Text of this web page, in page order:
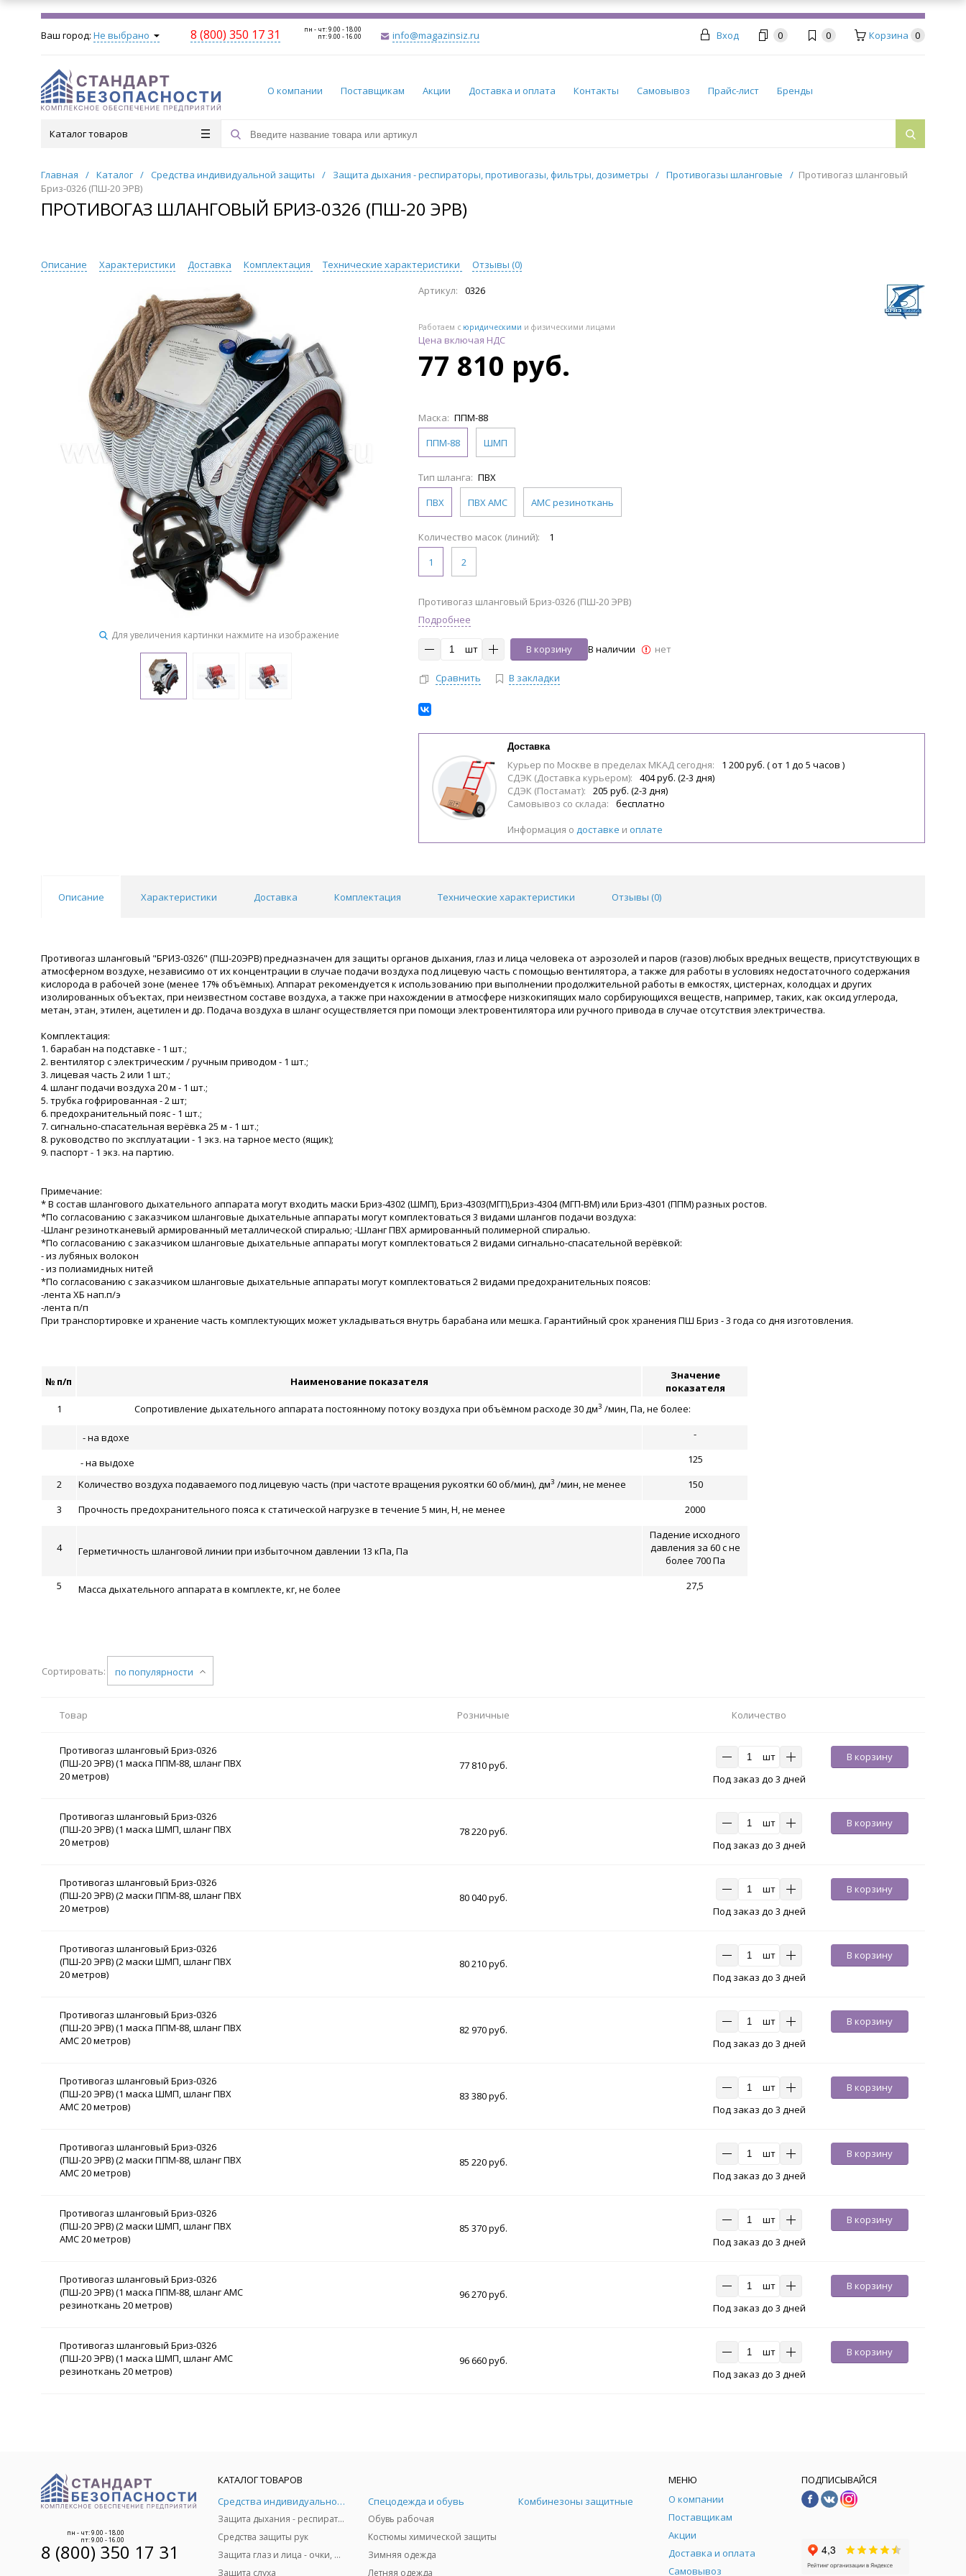
Ваш город: Не выбрано 8 (800) 350 17 31 пн - чт: 9.00 - 18.00
пт: 9.00 - 16.00 info@magazinsiz.ru Вход 0 0 Корзина 0
О компании Поставщикам Акции Доставка и оплата Контакты Самовывоз Прайс-лист Бренды
Каталог товаров
Главная / Каталог / Средства индивидуальной защиты / Защита дыхания - респираторы, противогазы, фильтры, дозиметры / Противогазы шланговые / Противогаз шланговый
Бриз-0326 (ПШ-20 ЭРВ)
ПРОТИВОГАЗ ШЛАНГОВЫЙ БРИЗ-0326 (ПШ-20 ЭРВ)
Описание Характеристики Доставка Комплектация Технические характеристики Отзывы (0)
Для увеличения картинки нажмите на изображение
Артикул: 0326
Работаем с юридическими и физическими лицами
Цена включая НДС
77 810 руб.
Маска: ППМ-88
ППМ-88
ШМП
Тип шланга: ПВХ
ПВХ
ПВХ АМС АМС резиноткань
Количество масок (линий):
1
1
2
Противогаз шланговый Бриз-0326 (ПШ-20 ЭРВ)
Подробнее
шт В корзину В наличии нет
Сравнить В закладки
Доставка
Курьер по Москве в пределах МКАД сегодня:
1 200 руб. ( от 1 до 5 часов )
СДЭК (Доставка курьером):
404 руб. (2-3 дня)
СДЭК (Постамат):
205 руб. (2-3 дня)
Самовывоз со склада:
бесплатно
Информация о доставке и оплате
Описание Характеристики Доставка Комплектация Технические характеристики Отзывы (0)
Противогаз шланговый "БРИЗ-0326" (ПШ-20ЭРВ) предназначен для защиты органов дыхания, глаз и лица человека от аэрозолей и паров (газов) любых вредных веществ, присутствующих в
атмосферном воздухе, независимо от их концентрации в случае подачи воздуха под лицевую часть с помощью вентилятора, а также для работы в условиях недостаточного содержания
кислорода в рабочей зоне (менее 17% объёмных). Аппарат рекомендуется к использованию при выполнении продолжительной работы в емкостях, цистернах, колодцах и других
изолированных объектах, при неизвестном составе воздуха, а также при нахождении в атмосфере низкокипящих мало сорбирующихся веществ, например, таких, как оксид углерода,
метан, этан, этилен, ацетилен и др. Подача воздуха в шланг осуществляется при помощи электровентилятора или ручного привода в случае отсутствия электричества.
Комплектация:
1. барабан на подставке - 1 шт.;
2. вентилятор с электрическим / ручным приводом - 1 шт.;
3. лицевая часть 2 или 1 шт.;
4. шланг подачи воздуха 20 м - 1 шт.;
5. трубка гофрированная - 2 шт;
6. предохранительный пояс - 1 шт.;
7. сигнально-спасательная верёвка 25 м - 1 шт.;
8. руководство по эксплуатации - 1 экз. на тарное место (ящик);
9. паспорт - 1 экз. на партию.
Примечание:
* В состав шлангового дыхательного аппарата могут входить маски Бриз-4302 (ШМП), Бриз-4303(МГП),Бриз-4304 (МГП-ВМ) или Бриз-4301 (ППМ) разных ростов.
*По согласованию с заказчиком шланговые дыхательные аппараты могут комплектоваться 3 видами шлангов подачи воздуха:
-Шланг резинотканевый армированный металлической спиралью; -Шланг ПВХ армированный полимерной спиралью.
*По согласованию с заказчиком шланговые дыхательные аппараты могут комплектоваться 2 видами сигнально-спасательной верёвкой:
- из лубяных волокон
- из полиамидных нитей
*По согласованию с заказчиком шланговые дыхательные аппараты могут комплектоваться 2 видами предохранительных поясов:
-лента ХБ нап.п/э
-лента п/п
При транспортировке и хранение часть комплектующих может укладываться внутрь барабана или мешка. Гарантийный срок хранения ПШ Бриз - 3 года со дня изготовления.
№ п/п Наименование показателя
Значение
показателя
1
Сопротивление дыхательного аппарата постоянному потоку воздуха при объёмном расходе 30 дм3 /мин, Па, не более:
- на вдохе -
- на выдохе
125
2
Количество воздуха подаваемого под лицевую часть (при частоте вращения рукоятки 60 об/мин), дм3 /мин, не менее
150
3
Прочность предохранительного пояса к статической нагрузке в течение 5 мин, Н, не менее 2000
4 Герметичность шланговой линии при избыточном давлении 13 кПа, Па
Падение исходного
давления за 60 с не
более 700 Па
5
Масса дыхательного аппарата в комплекте, кг, не более 27,5
Сортировать: по популярности
Товар Розничные Количество
Противогаз шланговый Бриз-0326
(ПШ-20 ЭРВ) (1 маска ППМ-88, шланг ПВХ
20 метров)
77 810 руб.
шт
В корзину
Под заказ до 3 дней
Противогаз шланговый Бриз-0326
(ПШ-20 ЭРВ) (1 маска ШМП, шланг ПВХ
20 метров)
78 220 руб.
шт
В корзину
Под заказ до 3 дней
Противогаз шланговый Бриз-0326
(ПШ-20 ЭРВ) (2 маски ППМ-88, шланг ПВХ
20 метров)
80 040 руб.
шт
В корзину
Под заказ до 3 дней
Противогаз шланговый Бриз-0326
(ПШ-20 ЭРВ) (2 маски ШМП, шланг ПВХ
20 метров)
80 210 руб.
шт
В корзину
Под заказ до 3 дней
Противогаз шланговый Бриз-0326
(ПШ-20 ЭРВ) (1 маска ППМ-88, шланг ПВХ
АМС 20 метров)
82 970 руб.
шт
В корзину
Под заказ до 3 дней
Противогаз шланговый Бриз-0326
(ПШ-20 ЭРВ) (1 маска ШМП, шланг ПВХ
АМС 20 метров)
83 380 руб.
шт
В корзину
Под заказ до 3 дней
Противогаз шланговый Бриз-0326
(ПШ-20 ЭРВ) (2 маски ППМ-88, шланг ПВХ
АМС 20 метров)
85 220 руб.
шт
В корзину
Под заказ до 3 дней
Противогаз шланговый Бриз-0326
(ПШ-20 ЭРВ) (2 маски ШМП, шланг ПВХ
АМС 20 метров)
85 370 руб.
шт
В корзину
Под заказ до 3 дней
Противогаз шланговый Бриз-0326
(ПШ-20 ЭРВ) (1 маска ППМ-88, шланг АМС
резиноткань 20 метров)
96 270 руб.
шт
В корзину
Под заказ до 3 дней
Противогаз шланговый Бриз-0326
(ПШ-20 ЭРВ) (1 маска ШМП, шланг АМС
резиноткань 20 метров)
96 660 руб.
шт
В корзину
Под заказ до 3 дней
пн - чт: 9.00 - 18.00
пт: 9.00 - 16.00
8 (800) 350 17 31
КАТАЛОГ ТОВАРОВ
Средства индивидуальной защиты
Защита дыхания - респираторы, противогазы, фильтры, дозиметры
Средства защиты рук
Защита глаз и лица - очки, щитки
Защита слуха
Спецодежда и обувь
Обувь рабочая
Костюмы химической защиты
Зимняя одежда
Летняя одежда
Комбинезоны защитные
МЕНЮ
О компании
Поставщикам
Акции
Доставка и оплата
Самовывоз
ПОДПИСЫВАЙСЯ